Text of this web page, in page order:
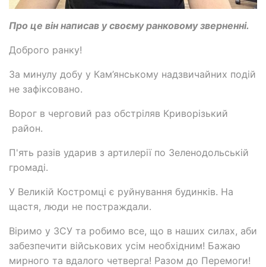
Про це він написав у своєму ранковому зверненні.
Доброго ранку!
За минулу добу у Кам’янському надзвичайних подій
не зафіксовано.
Ворог в черговий раз обстріляв Криворізький
район.
П'ять разів ударив з артилерії по Зеленодольській
громаді.
У Великій Костромці є руйнування будинків. На
щастя, люди не постраждали.
Віримо у ЗСУ та робимо все, що в наших силах, аби
забезпечити військових усім необхідним! Бажаю
мирного та вдалого четверга! Разом до Перемоги!